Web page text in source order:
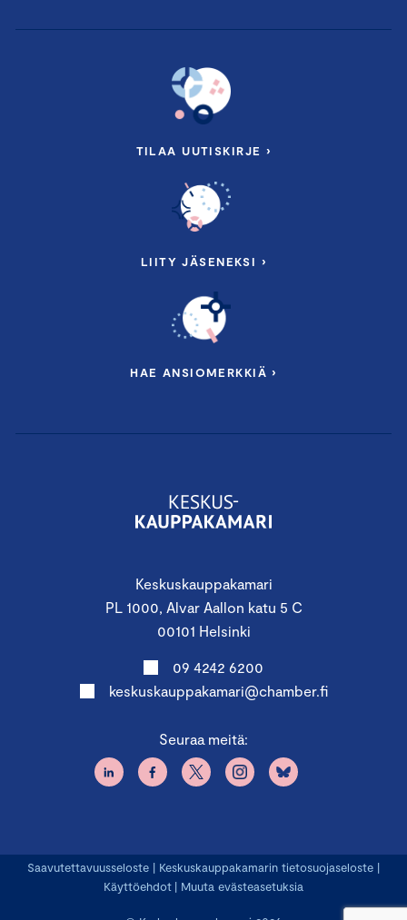
Keskuskauppakamari
PL 1000, Alvar Aallon katu 5 C
00101 Helsinki
09 4242 6200
keskuskauppakamari@chamber.fi
Seuraa meitä:
TILAA UUTISKIRJE ›
LIITY JÄSENEKSI ›
HAE ANSIOMERKKIÄ ›
Saavutettavuusseloste | Keskuskauppakamarin tietosuojaseloste |
Käyttöehdot | Muuta evästeasetuksia